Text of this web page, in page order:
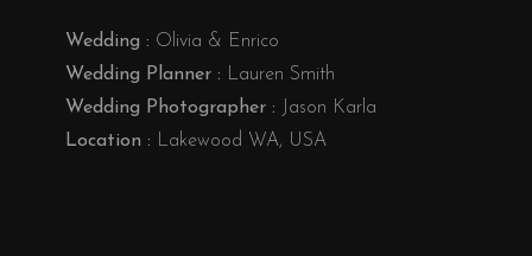
Wedding : Olivia & Enrico
Wedding Planner : Lauren Smith
Wedding Photographer : Jason Karla
Location : Lakewood WA, USA